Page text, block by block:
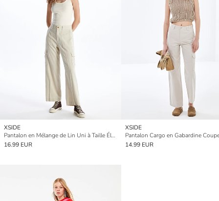
XSIDE
Pantalon en Mélange de Lin Uni à Taille Élastiquée pour Femmes
16.99 EUR
XSIDE
14.99 EUR